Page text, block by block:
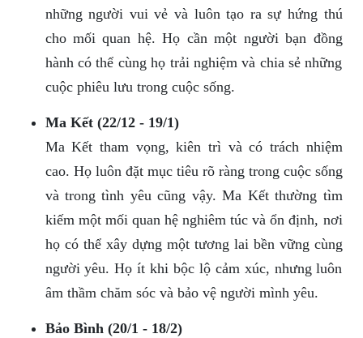
những người vui vẻ và luôn tạo ra sự hứng thú
cho mối quan hệ. Họ cần một người bạn đồng
hành có thể cùng họ trải nghiệm và chia sẻ những
cuộc phiêu lưu trong cuộc sống.
Ma Kết (22/12 - 19/1)
Ma Kết tham vọng, kiên trì và có trách nhiệm
cao. Họ luôn đặt mục tiêu rõ ràng trong cuộc sống
và trong tình yêu cũng vậy. Ma Kết thường tìm
kiếm một mối quan hệ nghiêm túc và ổn định, nơi
họ có thể xây dựng một tương lai bền vững cùng
người yêu. Họ ít khi bộc lộ cảm xúc, nhưng luôn
âm thầm chăm sóc và bảo vệ người mình yêu.
Bảo Bình (20/1 - 18/2)